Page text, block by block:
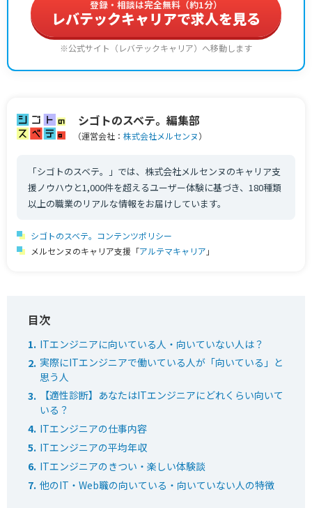
登録・相談は完全無料（約1分）
レバテックキャリアで求人を見る
※公式サイト（レバテックキャリア）へ移動します
シゴトのスベテ。編集部
（運営会社： 株式会社メルセンヌ）
「シゴトのスベテ。」では、株式会社メルセンヌのキャリア支
援ノウハウと1,000件を超えるユーザー体験に基づき、180種類
以上の職業のリアルな情報をお届けしています。
シゴトのスベテ。コンテンツポリシー
メルセンヌのキャリア支援「アルテマキャリア 」
ITエンジニアに向いている人・向いていない人は？
実際にITエンジニアで働いている人が「向いている」と
思う人
【適性診断】あなたはITエンジニアにどれくらい向いて
いる？
ITエンジニアの仕事内容
ITエンジニアの平均年収
ITエンジニアのきつい・楽しい体験談
他のIT・Web職の向いている・向いていない人の特徴